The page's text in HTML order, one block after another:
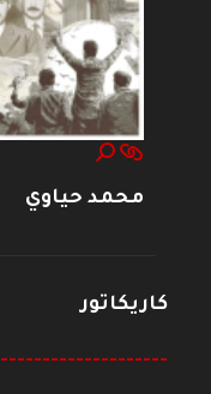
محمد حياوي
كاريكاتور
--------------------